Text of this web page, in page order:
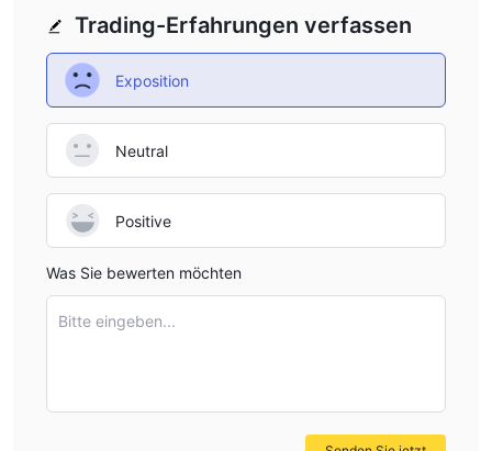
Trading-Erfahrungen verfassen
Exposition
Neutral
Positive
Was Sie bewerten möchten
Bitte eingeben...